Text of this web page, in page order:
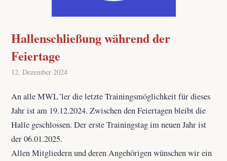
Hallenschließung während der
Feiertage
12. Dezember 2024
An alle MWL´ler die letzte Trainingsmöglichkeit für dieses
Jahr ist am 19.12.2024. Zwischen den Feiertagen bleibt die
Halle geschlossen. Der erste Trainingstag im neuen Jahr ist
der 06.01.2025.
Allen Mitgliedern und deren Angehörigen wünschen wir ein